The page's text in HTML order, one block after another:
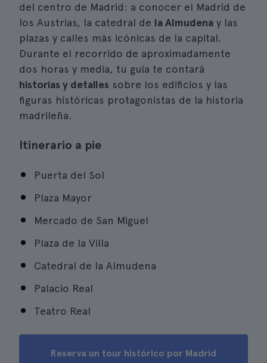
del centro de Madrid: a conocer el Madrid de
los Austrias, la catedral de la Almudena y las
plazas y calles más icónicas de la capital.
Durante el recorrido de aproximadamente
dos horas y media, tu guía te contará
historias y detalles sobre los edificios y las
figuras históricas protagonistas de la historia
madrileña.
Itinerario a pie
Puerta del Sol
Plaza Mayor
Mercado de San Miguel
Plaza de la Villa
Catedral de la Almudena
Palacio Real
Teatro Real
Reserva un tour histórico por Madrid